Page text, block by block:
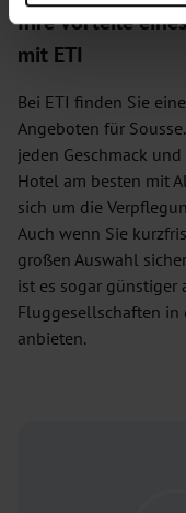
Ihre Vorteile
mit ETI
Bei ETI finden Sie
Angeboten für
jeden Geschmack
Hotel am besten mit
sich um die
Auch wenn Sie
großen Auswahl
ist es sogar günstiger
Fluggesellschaften in
anbieten.